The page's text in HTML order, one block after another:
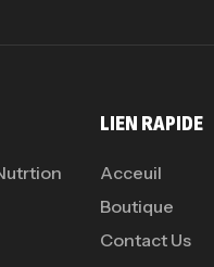
LIEN RAPIDE
Acceuil
Boutique
Contact Us